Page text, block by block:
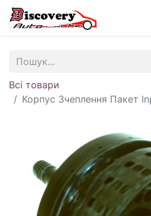
Всі товари
Корпус Зчеплення Пакет